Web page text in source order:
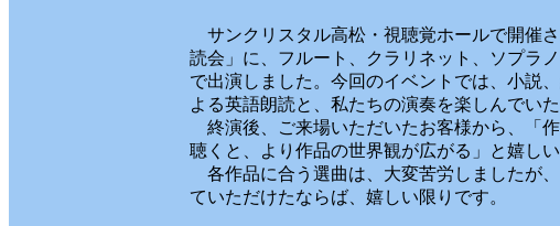
サンクリスタル高松・視聴覚ホールで開催
読会」に、フルート、クラリネット、ソプラ
で出演しました。今回のイベントでは、小説
よる英語朗読と、私たちの演奏を楽しんでいた
終演後、ご来場いただいたお客様から、「
聴くと、より作品の世界観が広がる」と嬉し
各作品に合う選曲は、大変苦労しましたが
ていただけたならば、嬉しい限りです。